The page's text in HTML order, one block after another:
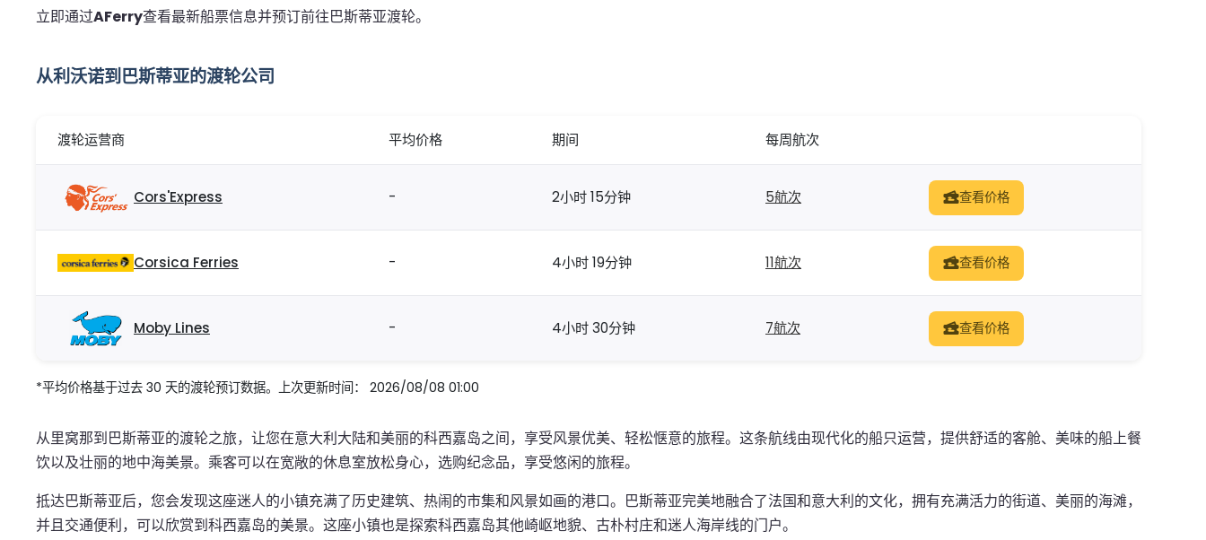
立即通过AFerry查看最新船票信息并预订前往巴斯蒂亚渡轮。
从利沃诺到巴斯蒂亚的渡轮公司
渡轮运营商 平均价格 期间 每周航次
Cors'Express - 2小时 15分钟 5航次 查看价格
Corsica Ferries - 4小时 19分钟 11航次 查看价格
Moby Lines - 4小时 30分钟 7航次 查看价格
*平均价格基于过去 30 天的渡轮预订数据。上次更新时间： 2026/08/08 01:00
从里窝那到巴斯蒂亚的渡轮之旅，让您在意大利大陆和美丽的科西嘉岛之间，享受风景优美、轻松惬意的旅程。这条航线由现代化的船只运营，提供舒适的客舱、美味的船上餐
饮以及壮丽的地中海美景。乘客可以在宽敞的休息室放松身心，选购纪念品，享受悠闲的旅程。
抵达巴斯蒂亚后，您会发现这座迷人的小镇充满了历史建筑、热闹的市集和风景如画的港口。巴斯蒂亚完美地融合了法国和意大利的文化，拥有充满活力的街道、美丽的海滩，
并且交通便利，可以欣赏到科西嘉岛的美景。这座小镇也是探索科西嘉岛其他崎岖地貌、古朴村庄和迷人海岸线的门户。